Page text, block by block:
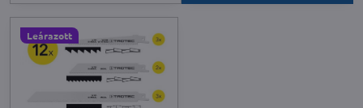
Leárazott